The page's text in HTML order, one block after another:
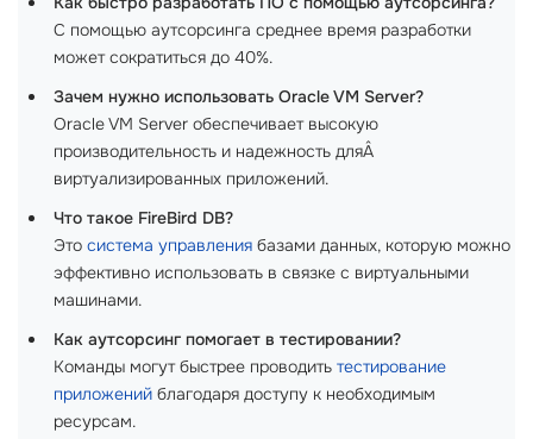
С помощью аутсорсинга среднее время разработки
может сократиться до 40%.
Зачем нужно использовать Oracle VM Server?
Oracle VM Server обеспечивает высокую
производительность и надежность дляÂ
виртуализированных приложений.
Что такое FireBird DB?
Это система управления базами данных, которую можно
эффективно использовать в связке с виртуальными
машинами.
Как аутсорсинг помогает в тестировании?
Команды могут быстрее проводить тестирование
приложений благодаря доступу к необходимым
ресурсам.